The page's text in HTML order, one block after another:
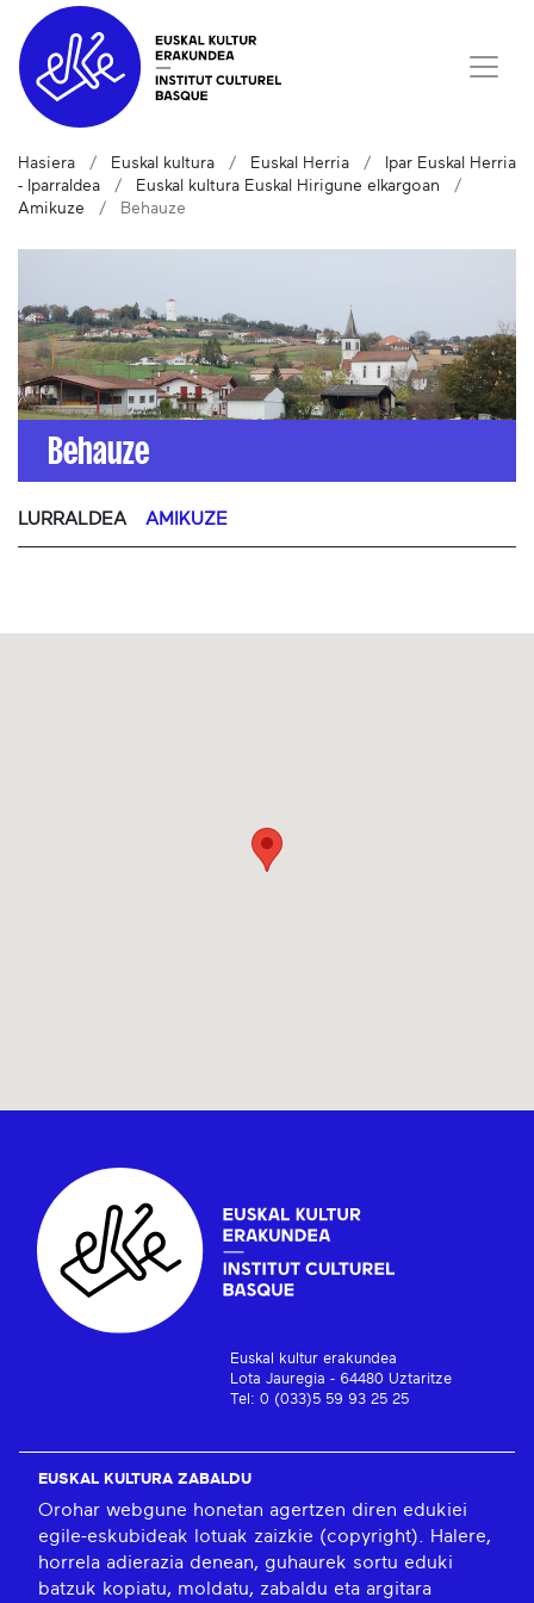
Hasiera Euskal kultura Euskal Herria
Ipar Euskal Herria
- Iparraldea
Euskal kultura Euskal Hirigune elkargoan
Amikuze
Behauze
Behauze
LURRALDEA AMIKUZE
Euskal kultur erakundea
Lota Jauregia - 64480 Uztaritze
Tel: 0 (033)5 59 93 25 25
EUSKAL KULTURA ZABALDU
Orohar webgune honetan agertzen diren edukiei
egile-eskubideak lotuak zaizkie (copyright). Halere,
horrela adierazia denean, guhaurek sortu eduki
batzuk kopiatu, moldatu, zabaldu eta argitara